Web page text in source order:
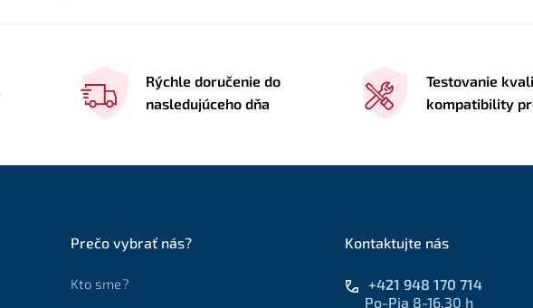
Rýchle doručenie do
nasledujúceho dňa
Testovanie
kompatibility
Prečo vybrať nás?
Kto sme?
Kontaktujte nás
+421 948 170 714
Po-Pia 8-16.30 h